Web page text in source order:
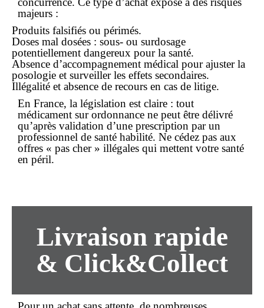
majeurs :
Produits falsifiés ou périmés.
Doses mal dosées : sous- ou surdosage
potentiellement dangereux pour la santé.
Absence d’accompagnement médical pour ajuster la
posologie et surveiller les effets secondaires.
Illégalité et absence de recours en cas de litige.
En France, la législation est claire : tout
médicament sur ordonnance ne peut être délivré
qu’après validation d’une prescription par un
professionnel de santé habilité. Ne cédez pas aux
offres « pas cher » illégales qui mettent votre santé
en péril.
Livraison rapide
& Click&Collect